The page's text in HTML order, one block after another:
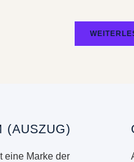
(AUSZUG)
eine Marke der